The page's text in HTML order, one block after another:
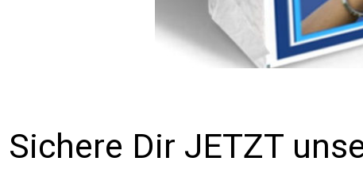
Sichere Dir JETZT